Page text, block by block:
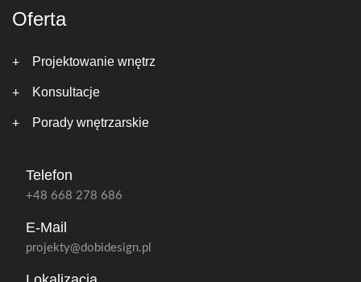
Oferta
Projektowanie wnętrz
Konsultacje
Porady wnętrzarskie
Telefon
+48 668 278 686
E-Mail
projekty@dobidesign.pl